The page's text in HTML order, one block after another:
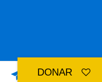
DONAR